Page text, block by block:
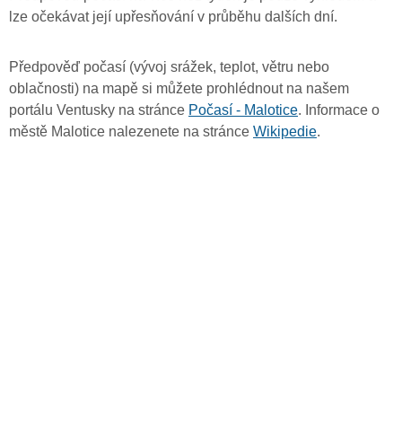
lze očekávat její upřesňování v průběhu dalších dní.
Předpověď počasí (vývoj srážek, teplot, větru nebo
oblačnosti) na mapě si můžete prohlédnout na našem
portálu Ventusky na stránce Počasí - Malotice. Informace o
městě Malotice nalezenete na stránce Wikipedie.